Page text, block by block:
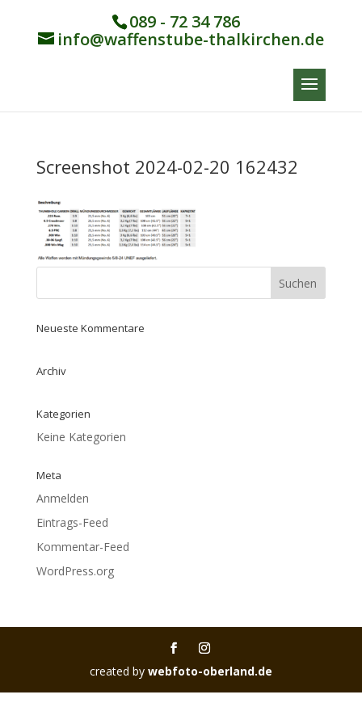
089 - 72 34 786
info@waffenstube-thalkirchen.de
Screenshot 2024-02-20 162432
Neueste Kommentare
Archiv
Kategorien
Keine Kategorien
Meta
Anmelden
Eintrags-Feed
Kommentar-Feed
WordPress.org
created by webfoto-oberland.de